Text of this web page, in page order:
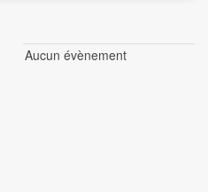
Aucun évènement